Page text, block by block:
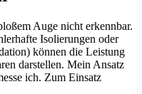
Auge nicht erkennbar.
Isolierungen oder
können die Leistung
darstellen. Mein Ansatz
ich. Zum Einsatz